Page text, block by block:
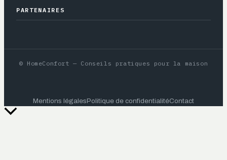
PARTENAIRES
© HomeConfort — Conseils pratiques pour la maison
Mentions légalesPolitique de confidentialitéContact